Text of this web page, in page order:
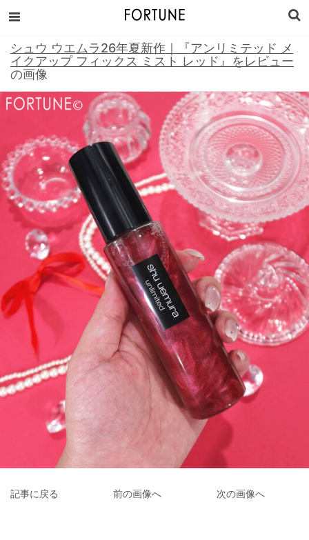
シュウ ウエムラ26年夏新作｜『アンリミテッド メ
イクアップ フィックス ミスト レッド』をレビュー
の画像
記事に戻る 前の画像へ 次の画像へ